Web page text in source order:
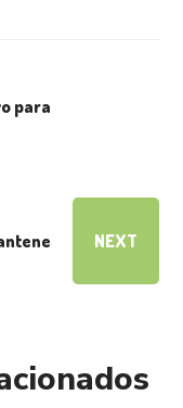
para
NEXT